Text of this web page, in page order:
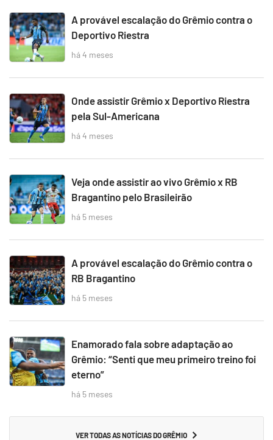
A provável escalação do Grêmio contra o
Deportivo Riestra
há 4 meses
Onde assistir Grêmio x Deportivo Riestra
pela Sul-Americana
há 4 meses
Veja onde assistir ao vivo Grêmio x RB
Bragantino pelo Brasileirão
há 5 meses
A provável escalação do Grêmio contra o
RB Bragantino
há 5 meses
Enamorado fala sobre adaptação ao
Grêmio: “Senti que meu primeiro treino foi
eterno”
há 5 meses
VER TODAS AS NOTÍCIAS DO GRÊMIO